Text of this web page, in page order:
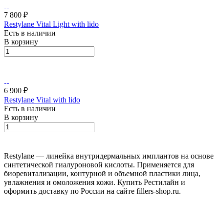
7 800 ₽
Restylane Vital Light with lido
Есть в наличии
В корзину
6 900 ₽
Restylane Vital with lido
Есть в наличии
В корзину
Restylane — линейка внутридермальных имплантов на основе
синтетической гиалуроновой кислоты. Применяется для
биоревитализации, контурной и объемной пластики лица,
увлажнения и омоложения кожи. Купить Рестилайн и
оформить доставку по России на сайте fillers-shop.ru.